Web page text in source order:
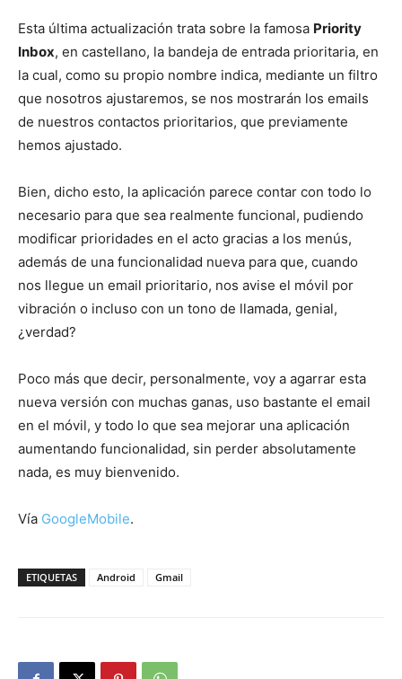
Esta última actualización trata sobre la famosa Priority
Inbox, en castellano, la bandeja de entrada prioritaria, en
la cual, como su propio nombre indica, mediante un filtro
que nosotros ajustaremos, se nos mostrarán los emails
de nuestros contactos prioritarios, que previamente
hemos ajustado.
Bien, dicho esto, la aplicación parece contar con todo lo
necesario para que sea realmente funcional, pudiendo
modificar prioridades en el acto gracias a los menús,
además de una funcionalidad nueva para que, cuando
nos llegue un email prioritario, nos avise el móvil por
vibración o incluso con un tono de llamada, genial,
¿verdad?
Poco más que decir, personalmente, voy a agarrar esta
nueva versión con muchas ganas, uso bastante el email
en el móvil, y todo lo que sea mejorar una aplicación
aumentando funcionalidad, sin perder absolutamente
nada, es muy bienvenido.
Vía GoogleMobile.
ETIQUETAS Android Gmail